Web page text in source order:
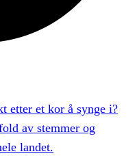
etter et kor å synge i?
av stemmer og
landet.